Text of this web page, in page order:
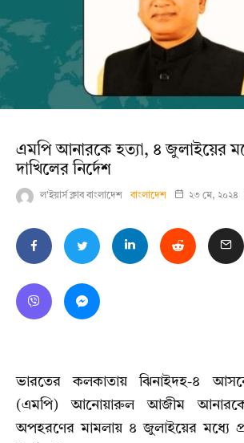
এমপি আনারকে হত্যা, ৪ জুলাইয়ের
দাখিলের নির্দেশ
ল'ইয়ার্স ক্লাব বাংলাদেশ বাংলাদেশ ২৩ মে, ২০২৪
ভারতের কলকাতায় ঝিনাইদহ-৪
(এমপি) আনোয়ারুল আজীম আনারকে
অপহরণের মামলায় ৪ জুলাইয়ের মধ্যে